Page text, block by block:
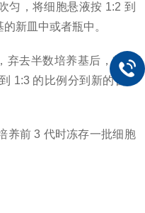
匀，将细胞悬液按 1:2 到
新皿中或者瓶中。
弃去半数培养基后，将剩
1:3 的比例分到新的含 8
养前 3 代时冻存一批细胞